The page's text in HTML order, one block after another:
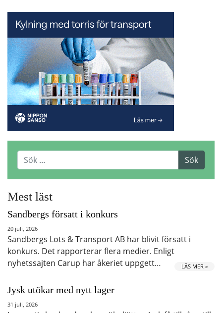
Mest läst
Sandbergs försatt i konkurs
20 juli, 2026
Sandbergs Lots & Transport AB har blivit försatt i
konkurs. Det rapporterar flera medier. Enligt
nyhetssajten Carup har åkeriet uppgett…
LÄS MER »
Jysk utökar med nytt lager
31 juli, 2026